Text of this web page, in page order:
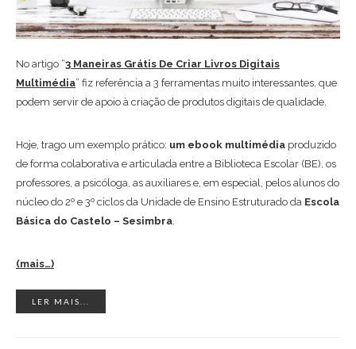
No artigo “3 Maneiras Grátis De Criar Livros Digitais
Multimédia” fiz referência a 3 ferramentas muito interessantes, que
podem servir de apoio à criação de produtos digitais de qualidade.
Hoje, trago um exemplo prático: um ebook multimédia produzido
de forma colaborativa e articulada entre a Biblioteca Escolar (BE), os
professores, a psicóloga, as auxiliares e, em especial, pelos alunos do
núcleo do 2º e 3º ciclos da Unidade de Ensino Estruturado da Escola
Básica do Castelo – Sesimbra
(mais…)
LER MAIS...